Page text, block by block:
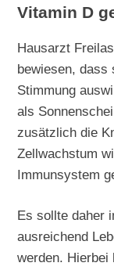
Vitamin D
Hausarzt
bewiesen, dass
Stimmung
als
zusätzlich die
Zellwachstum
Immunsystem
Es sollte daher
ausreichend
werden.